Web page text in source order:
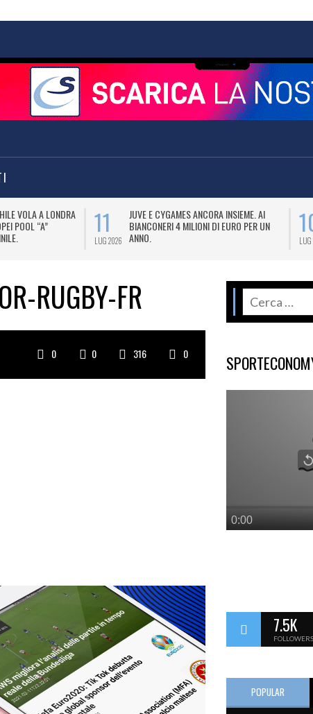
VOLA A LONDRA
POOL “A”
11
LUG 2026
JUVE E CYGAMES ANCORA INSIEME. AI
BIANCONERI 4 MILIONI DI EURO PER UN
ANNO.
RUGBY-FR
0 0 316 0
7.5K
FOLLOWERS
POPULAR